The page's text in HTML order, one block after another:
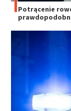
Potrącenie